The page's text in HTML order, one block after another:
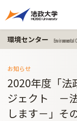
環境センター Environmental
お知らせ
2020年度「法
ジェクト －
します－」そ